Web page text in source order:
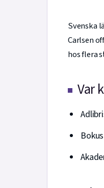
Svenska
Carlsen
hos flera
Var